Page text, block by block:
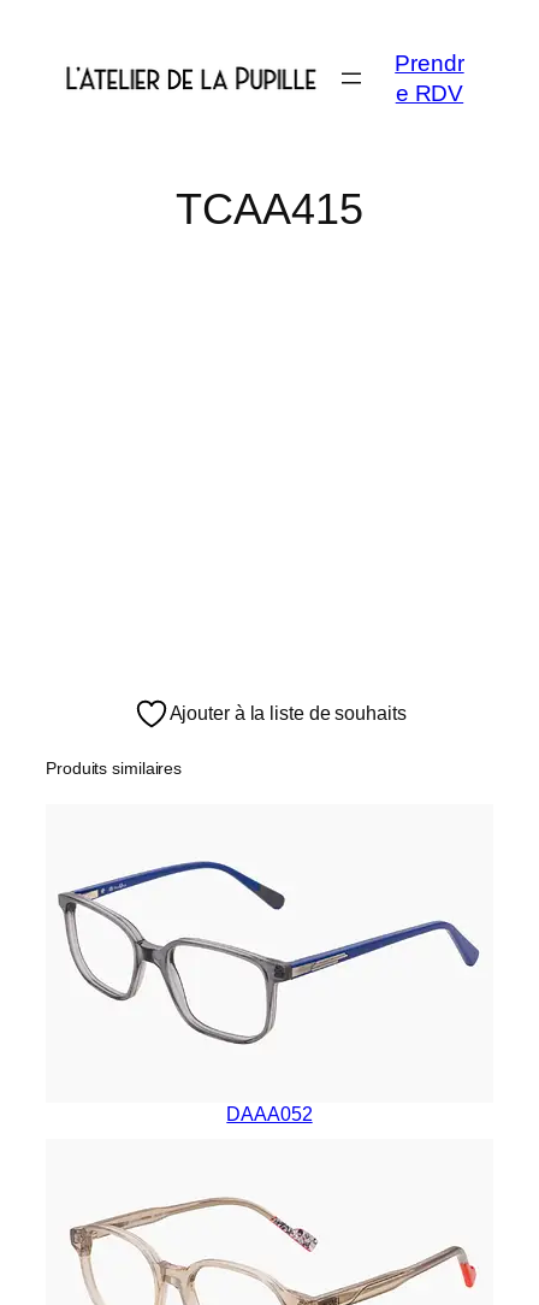
contenu
Prendr
e RDV
TCAA415
Ajouter à la liste de souhaits
Produits similaires
DAAA052